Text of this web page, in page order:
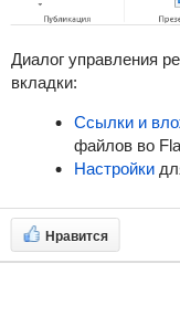
Диалог управления
вкладки:
Ссылки и
файлов во
Настройки
Нравится